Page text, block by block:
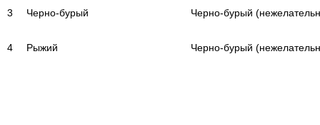
3 Черно-бурый Черно-бурый
4 Рыжий Черно-бурый